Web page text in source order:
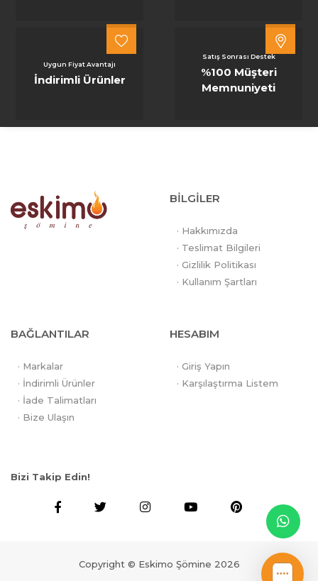
Uygun Fiyat Avantajı
İndirimli Ürünler
Satış Sonrası Destek
%100 Müşteri
Memnuniyeti
BİLGİLER
· Hakkımızda
· Teslimat Bilgileri
· Gizlilik Politikası
· Kullanım Şartları
BAĞLANTILAR
· Markalar
· İndirimli Ürünler
· İade Talimatları
· Bize Ulaşın
HESABIM
· Giriş Yapın
· Karşılaştırma Listem
Bizi Takip Edin!
Copyright © Eskimo Şömine 2026